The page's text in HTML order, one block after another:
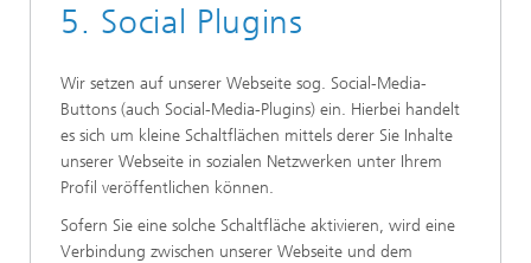
5. Social Plugins
Wir setzen auf unserer Webseite sog. Social-Media-
Buttons (auch Social-Media-Plugins) ein. Hierbei handelt
es sich um kleine Schaltflächen mittels derer Sie Inhalte
unserer Webseite in sozialen Netzwerken unter Ihrem
Profil veröffentlichen können.
Sofern Sie eine solche Schaltfläche aktivieren, wird eine
Verbindung zwischen unserer Webseite und dem